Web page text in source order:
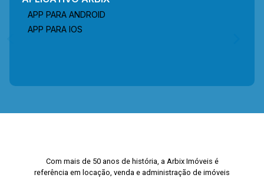
APP PARA ANDROID
APP PARA IOS
Com mais de 50 anos de história, a Arbix Imóveis é
referência em locação, venda e administração de imóveis